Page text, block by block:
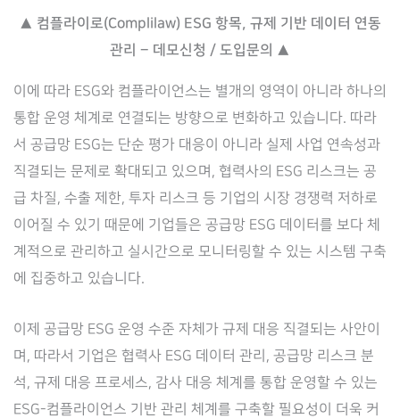
▲ 컴플라이로(Complilaw) ESG 항목, 규제 기반 데이터 연동
관리 – 데모신청 / 도입문의 ▲
이에 따라 ESG와 컴플라이언스는 별개의 영역이 아니라 하나의
통합 운영 체계로 연결되는 방향으로 변화하고 있습니다. 따라
서 공급망 ESG는 단순 평가 대응이 아니라 실제 사업 연속성과
직결되는 문제로 확대되고 있으며, 협력사의 ESG 리스크는 공
급 차질, 수출 제한, 투자 리스크 등 기업의 시장 경쟁력 저하로
이어질 수 있기 때문에 기업들은 공급망 ESG 데이터를 보다 체
계적으로 관리하고 실시간으로 모니터링할 수 있는 시스템 구축
에 집중하고 있습니다.
이제 공급망 ESG 운영 수준 자체가 규제 대응 직결되는 사안이
며, 따라서 기업은 협력사 ESG 데이터 관리, 공급망 리스크 분
석, 규제 대응 프로세스, 감사 대응 체계를 통합 운영할 수 있는
ESG-컴플라이언스 기반 관리 체계를 구축할 필요성이 더욱 커